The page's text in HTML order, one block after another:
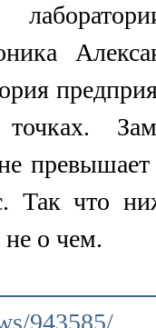
Так что
не о чем.